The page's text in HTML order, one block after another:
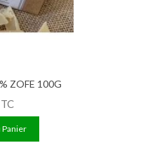
ZOFE 100G